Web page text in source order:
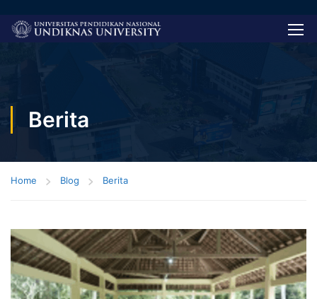
Berita
Home Blog Berita